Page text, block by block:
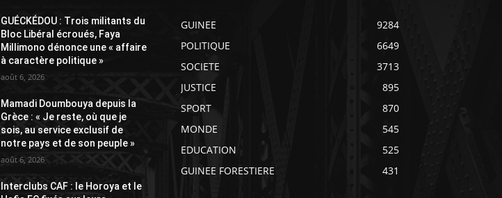
GUÉCKÉDOU : Trois militants du
Bloc Libéral écroués, Faya
Millimono dénonce une « affaire
à caractère politique »
août 6, 2026
Mamadi Doumbouya depuis la
Grèce : « Je reste, où que je
sois, au service exclusif de
notre pays et de son peuple »
août 6, 2026
Interclubs CAF : le Horoya et le
GUINEE
9284
POLITIQUE
6649
SOCIETE
3713
JUSTICE
895
SPORT
870
MONDE
545
EDUCATION
525
GUINEE FORESTIERE
431